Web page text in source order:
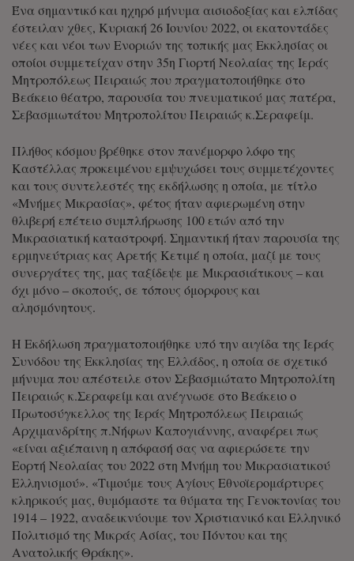
Ένα σημαντικό και ηχηρό μήνυμα αισιοδοξίας και ελπίδας
έστειλαν χθες, Κυριακή 26 Ιουνίου 2022, οι εκατοντάδες
νέες και νέοι των Ενοριών της τοπικής μας Εκκλησίας οι
οποίοι συμμετείχαν στην 35η Γιορτή Νεολαίας της Ιεράς
Μητροπόλεως Πειραιώς που πραγματοποιήθηκε στο
Βεάκειο θέατρο, παρουσία του πνευματικού μας πατέρα,
Σεβασμιωτάτου Μητροπολίτου Πειραιώς κ.Σεραφείμ.
Πλήθος κόσμου βρέθηκε στον πανέμορφο λόφο της
Καστέλλας προκειμένου εμψυχώσει τους συμμετέχοντες
και τους συντελεστές της εκδήλωσης η οποία, με τίτλο
«Μνήμες Μικρασίας», φέτος ήταν αφιερωμένη στην
θλιβερή επέτειο συμπλήρωσης 100 ετών από την
Μικρασιατική καταστροφή. Σημαντική ήταν παρουσία της
ερμηνεύτριας κας Αρετής Κετιμέ η οποία, μαζί με τους
συνεργάτες της, μας ταξίδεψε με Μικρασιάτικους – και
όχι μόνο – σκοπούς, σε τόπους όμορφους και
αλησμόνητους.
Η Εκδήλωση πραγματοποιήθηκε υπό την αιγίδα της Ιεράς
Συνόδου της Εκκλησίας της Ελλάδος, η οποία σε σχετικό
μήνυμα που απέστειλε στον Σεβασμιώτατο Μητροπολίτη
Πειραιώς κ.Σεραφείμ και ανέγνωσε στο Βεάκειο ο
Πρωτοσύγκελλος της Ιεράς Μητροπόλεως Πειραιώς
Αρχιμανδρίτης π.Νήφων Καπογιάννης, αναφέρει πως
«είναι αξιέπαινη η απόφασή σας να αφιερώσετε την
Εορτή Νεολαίας του 2022 στη Μνήμη του Μικρασιατικού
Ελληνισμού». «Τιμούμε τους Αγίους Εθνοϊερομάρτυρες
κληρικούς μας, θυμόμαστε τα θύματα της Γενοκτονίας του
1914 – 1922, αναδεικνύουμε τον Χριστιανικό και Ελληνικό
Πολιτισμό της Μικράς Ασίας, του Πόντου και της
Ανατολικής Θράκης».